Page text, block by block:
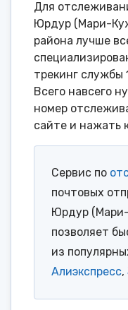
Для
Юрдур (Мари-
района лучше
трекинг службы
Всего навсего
номер
сайте и нажать
Сервис по
почтовых
Юрдур
позволяет
из
Алиэкспресс,